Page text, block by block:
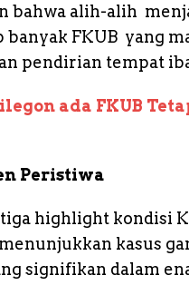
bahwa alih-alih
FKUB yang
pendirian tempat
ada FKUB
Peristiwa
highlight kondisi
kasus
signifikan dalam